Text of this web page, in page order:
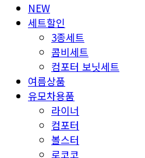
NEW
세트할인
3종세트
콤비세트
컴포터 보닛세트
여름상품
유모차용품
라이너
컴포터
볼스터
로코코